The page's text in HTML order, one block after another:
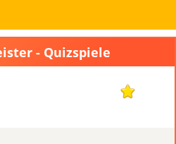
- Quizspiele
1